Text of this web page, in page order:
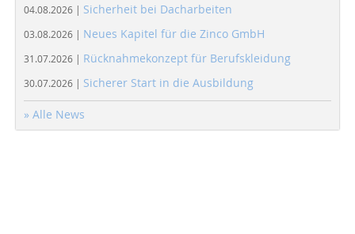
04.08.2026 | Sicherheit bei Dacharbeiten
03.08.2026 | Neues Kapitel für die Zinco GmbH
31.07.2026 | Rücknahmekonzept für Berufskleidung
30.07.2026 | Sicherer Start in die Ausbildung
» Alle News